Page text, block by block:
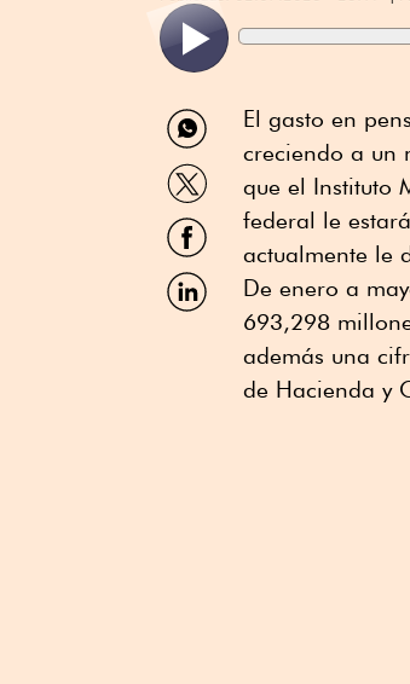
Compartir
por
WhatsApp
Compartir
por
Twitter
Compartir
por
Facebook
Compartir
por
El gasto en
creciendo a un
que el Instituto
federal le
actualmente le
De enero a
693,298
además una
de Hacienda y